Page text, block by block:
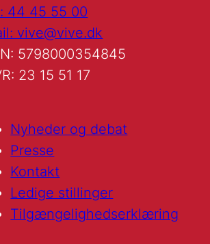
44 45 55 00
vive@vive.dk
5798000354845
23 15 51 17
Nyheder og debat
Presse
Kontakt
Ledige stillinger
Tilgængelighedserklæring